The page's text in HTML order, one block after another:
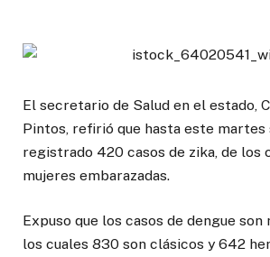
El secretario de Salud en el estado,
Pintos, refirió que hasta este martes
registrado 420 casos de zika, de los
mujeres embarazadas.
Expuso que los casos de dengue
los cuales 830 son clásicos y 642